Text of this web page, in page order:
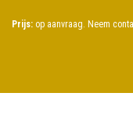
Prijs: op aanvraag. Neem